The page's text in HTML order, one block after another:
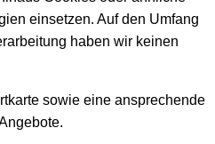
einsetzen. Auf den Umfang
haben wir keinen
sowie eine ansprechende